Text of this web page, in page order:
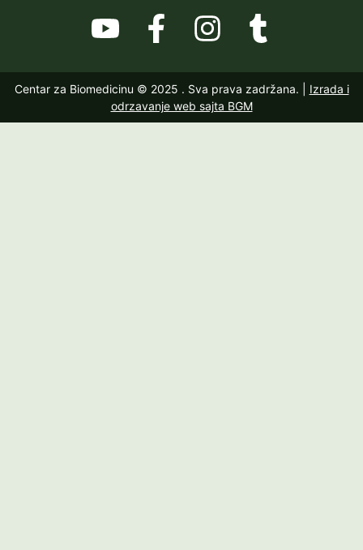
Centar za Biomedicinu © 2025 . Sva prava zadržana. | Izrada i
odrzavanje web sajta BGM